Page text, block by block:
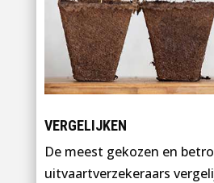
VERGELIJKEN
De meest gekozen en
uitvaartverzekeraars